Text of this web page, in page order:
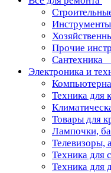
Инструменты
Прочие
Сантехника
Электроника и
Техника для
Товары для
Лампочки,
Телевизоры,
Техника для
Техника для